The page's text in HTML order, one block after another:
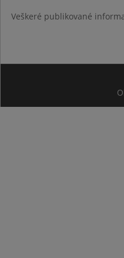
Veškeré publikované